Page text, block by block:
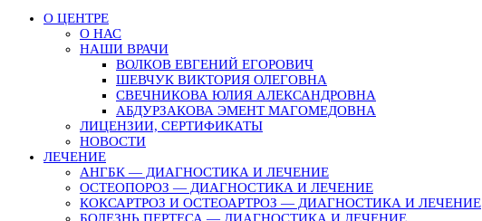
О ЦЕНТРЕ
О НАС
НАШИ ВРАЧИ
ВОЛКОВ ЕВГЕНИЙ ЕГОРОВИЧ
ШЕВЧУК ВИКТОРИЯ ОЛЕГОВНА
СВЕЧНИКОВА ЮЛИЯ АЛЕКСАНДРОВНА
АБДУРЗАКОВА ЭМЕНТ МАГОМЕДОВНА
ЛИЦЕНЗИИ, СЕРТИФИКАТЫ
НОВОСТИ
ЛЕЧЕНИЕ
АНГБК — ДИАГНОСТИКА И ЛЕЧЕНИЕ
ОСТЕОПОРОЗ — ДИАГНОСТИКА И ЛЕЧЕНИЕ
КОКСАРТРОЗ И ОСТЕОАРТРОЗ — ДИАГНОСТИКА И ЛЕЧЕНИЕ
БОЛЕЗНЬ ПЕРТЕСА — ДИАГНОСТИКА И ЛЕЧЕНИЕ